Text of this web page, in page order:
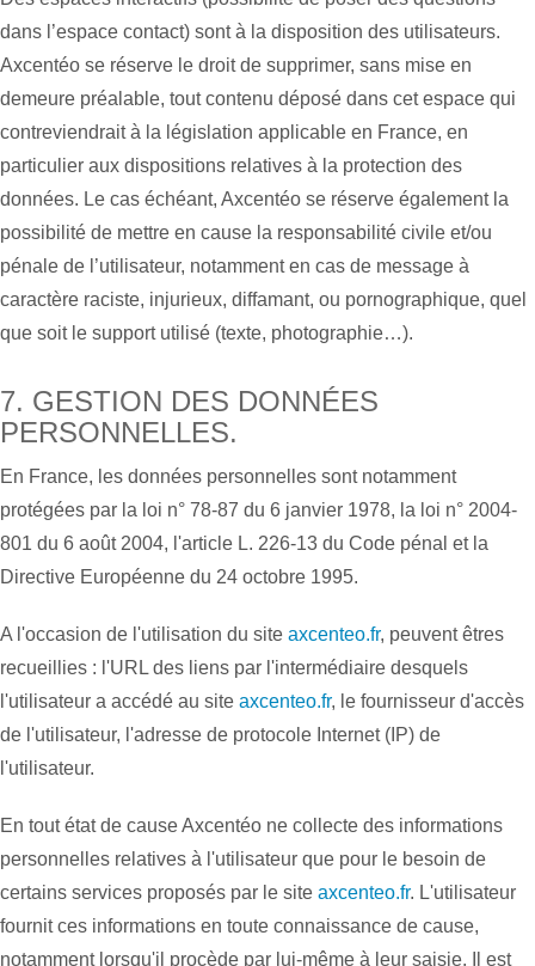
dans l’espace contact) sont à la disposition des utilisateurs.
Axcentéo se réserve le droit de supprimer, sans mise en
demeure préalable, tout contenu déposé dans cet espace qui
contreviendrait à la législation applicable en France, en
particulier aux dispositions relatives à la protection des
données. Le cas échéant, Axcentéo se réserve également la
possibilité de mettre en cause la responsabilité civile et/ou
pénale de l’utilisateur, notamment en cas de message à
caractère raciste, injurieux, diffamant, ou pornographique, quel
que soit le support utilisé (texte, photographie…).
7. GESTION DES DONNÉES
PERSONNELLES.
En France, les données personnelles sont notamment
protégées par la loi n° 78-87 du 6 janvier 1978, la loi n° 2004-
801 du 6 août 2004, l'article L. 226-13 du Code pénal et la
Directive Européenne du 24 octobre 1995.
A l'occasion de l'utilisation du site axcenteo.fr, peuvent êtres
recueillies : l'URL des liens par l'intermédiaire desquels
l'utilisateur a accédé au site axcenteo.fr, le fournisseur d'accès
de l'utilisateur, l'adresse de protocole Internet (IP) de
l'utilisateur.
En tout état de cause Axcentéo ne collecte des informations
personnelles relatives à l'utilisateur que pour le besoin de
certains services proposés par le site axcenteo.fr. L'utilisateur
fournit ces informations en toute connaissance de cause,
notamment lorsqu'il procède par lui-même à leur saisie. Il est